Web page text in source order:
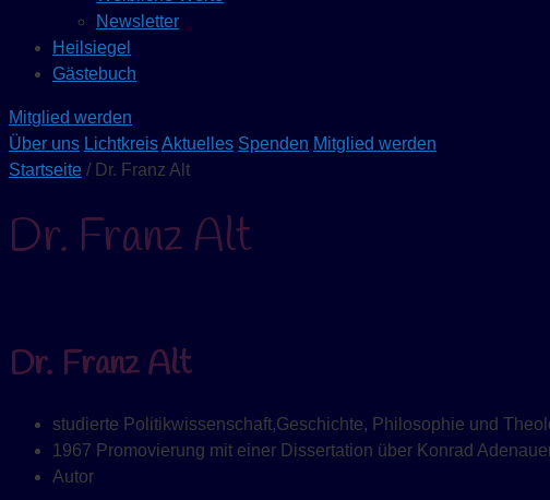
Newsletter
Heilsiegel
Gästebuch
Mitglied werden
Über uns LichtkreisAktuelles Spenden Mitglied werden
Startseite / Dr. Franz Alt
Dr. Franz Alt
Dr. Franz Alt
studierte Politikwissenschaft,Geschichte, Philosophie und
1967 Promovierung mit einer Dissertation über Konrad
Autor